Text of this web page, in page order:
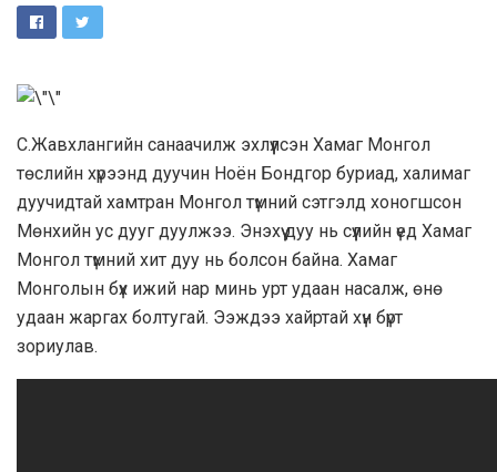
С.Жавхлангийн санаачилж эхлүүлсэн Хамаг Монгол
төслийн хүрээнд дуучин Ноён Бондгор буриад, халимаг
дуучидтай хамтран Монгол түмний сэтгэлд хоногшсон
Мөнхийн ус дууг дуулжээ. Энэхүү дуу нь сүүлийн үед Хамаг
Монгол түмний хит дуу нь болсон байна. Хамаг
Монголын бүх ижий нар минь урт удаан насалж, өнө
удаан жаргах болтугай. Ээждээ хайртай хүн бүрт
зориулав.